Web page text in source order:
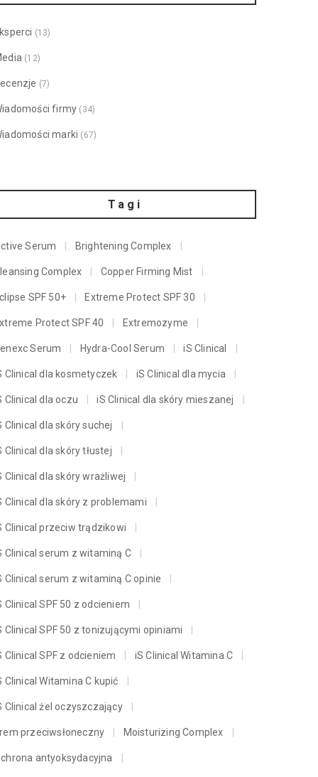
(13)
(12)
(7)
firmy (34)
marki (67)
Tagi
Serum Brightening Complex
Complex Copper Firming Mist
SPF 50+ Extreme Protect SPF 30
Protect SPF 40 Extremozyme
Serum Hydra-Cool Serum iS Clinical
Clinical dla kosmetyczek iS Clinical dla mycia
Clinical dla oczu iS Clinical dla skóry mieszanej
Clinical dla skóry suchej
Clinical dla skóry tłustej
Clinical dla skóry wrażliwej
Clinical dla skóry z problemami
Clinical przeciw trądzikowi
Clinical serum z witaminą C
Clinical serum z witaminą C opinie
Clinical SPF 50 z odcieniem
Clinical SPF 50 z tonizującymi opiniami
Clinical SPF z odcieniem iS Clinical Witamina C
Clinical Witamina C kupić
Clinical żel oczyszczający
przeciwsłoneczny Moisturizing Complex
antyoksydacyjna